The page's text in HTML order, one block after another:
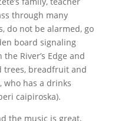
through many
do not be alarmed, go
board signaling
River’s Edge and
trees, breadfruit and
who has a drinks
caipiroska).
the music is great,